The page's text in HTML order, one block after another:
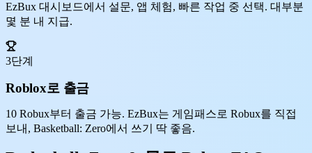
EzBux 대시보드에서 설문, 앱 체험, 빠른 작업 중 선택. 대부분
몇 분 내 지급.
3단계
Roblox로 출금
10 Robux부터 출금 가능. EzBux는 게임패스로 Robux를 직접
보내, Basketball: Zero에서 쓰기 딱 좋음.